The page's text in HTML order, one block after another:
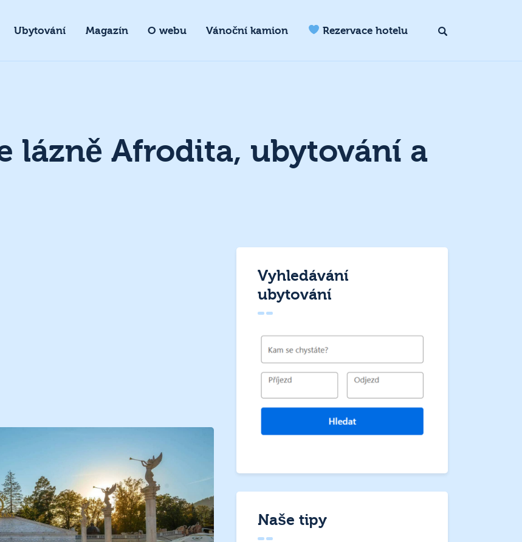
Ubytování Magazín O webu Vánoční kamion Rezervace hotelu
lázně Afrodita, ubytování a
Vyhledávání
ubytování
Naše tipy